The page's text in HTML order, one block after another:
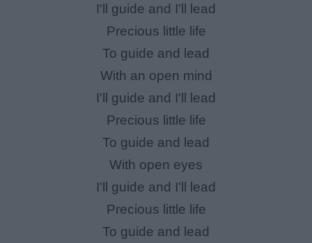
I'll guide and I'll lead
Precious little life
To guide and lead
With an open mind
I'll guide and I'll lead
Precious little life
To guide and lead
With open eyes
I'll guide and I'll lead
Precious little life
To guide and lead